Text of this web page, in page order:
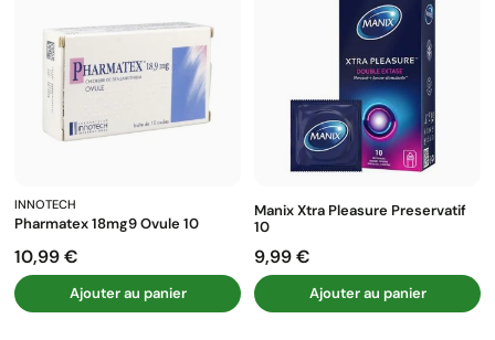
INNOTECH
Pharmatex 18mg9 Ovule 10
Prix
10,99 €
Ajouter au panier
Manix Xtra Pleasure Preservatif
10
Prix
9,99 €
Ajouter au panier